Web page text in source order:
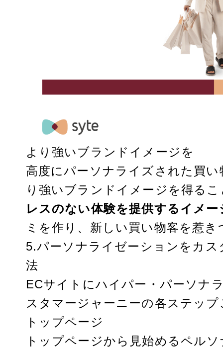
より強いブランドイメージを
高度にパーソナライズされた買
り強いブランドイメージを得る
レスのない体験を提供するイメ
ミを作り、新しい買い物客を惹
5.パーソナライゼーションをカ
法
ECサイトにハイパー・パーソナ
スタマージャーニーの各ステッ
トップページ
トップページから見始めるペル